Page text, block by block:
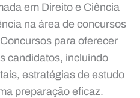
em Direito e Ciência
na área de concursos
para oferecer
candidatos, incluindo
estratégias de estudo
preparação eficaz.